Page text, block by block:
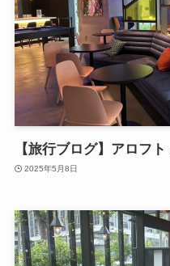
【旅行ブログ】アロフ
2025年5月8日